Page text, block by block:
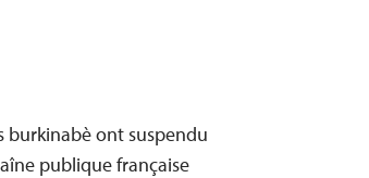
burkinabè ont suspendu
publique française